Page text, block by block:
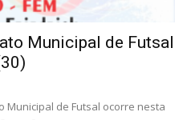
Municipal de Futsal
Municipal de Futsal ocorre nesta